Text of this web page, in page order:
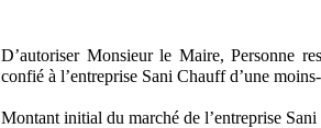
D’autoriser Monsieur le Maire, Personne
confié à l’entreprise Sani Chauff d’une
Montant initial du marché de l’entreprise